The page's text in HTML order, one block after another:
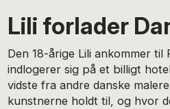
Lili forlader
Den 18-årige Lili ankommer til
indlogerer sig på et billigt
vidste fra andre danske
kunstnerne holdt til, og hvor